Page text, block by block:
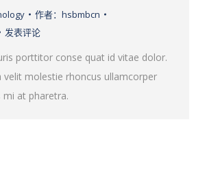
作者： hsbmbcn
发表评论
porttitor conse quat id vitae dolor.
velit molestie rhoncus ullamcorper
mi at pharetra.